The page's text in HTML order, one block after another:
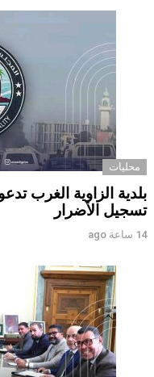
محليات
بلدية الزاوية الغرب
تسجيل الأضرار
14 ساعة ago